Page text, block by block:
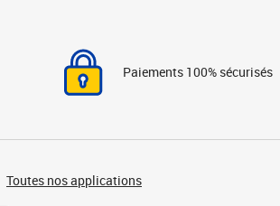
Paiements 100% sécurisés
Toutes nos applications